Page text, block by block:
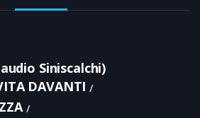
Siniscalchi)
DAVANTI